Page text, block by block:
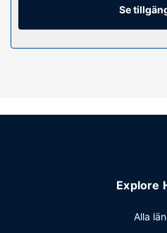
Bekvämligheter på
bubbelpooler, och du har
Övriga bekvämligheter
Gäster har tillgång till bland
Se
Explore
Alla